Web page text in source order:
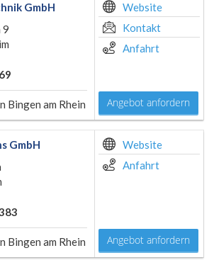
GmbH
9
Bingen am Rhein
Website
Kontakt
Anfahrt
Angebot anfordern
GmbH
Bingen am Rhein
Website
Anfahrt
Angebot anfordern